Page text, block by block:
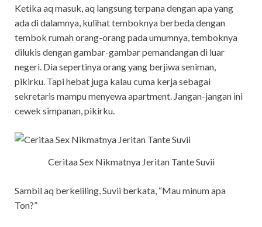
Ketika aq masuk, aq langsung terpana dengan apa yang
ada di dalamnya, kulihat temboknya berbeda dengan
tembok rumah orang-orang pada umumnya, temboknya
dilukis dengan gambar-gambar pemandangan di luar
negeri. Dia sepertinya orang yang berjiwa seniman,
pikirku. Tapi hebat juga kalau cuma kerja sebagai
sekretaris mampu menyewa apartment. Jangan-jangan ini
cewek simpanan, pikirku.
Ceritaa Sex Nikmatnya Jeritan Tante Suvii
Sambil aq berkeliling, Suvii berkata, “Mau minum apa
Ton?”